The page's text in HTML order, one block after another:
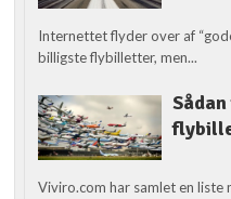
Internettet flyder over af
billigste flybilletter, men...
Viviro.com har samlet en